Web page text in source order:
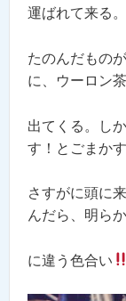
運ばれて来る。
たのんだもの
に、ウーロン茶
出てくる。し
す！とごまかす
さすがに頭に
んだら、明らか
に違う色合い